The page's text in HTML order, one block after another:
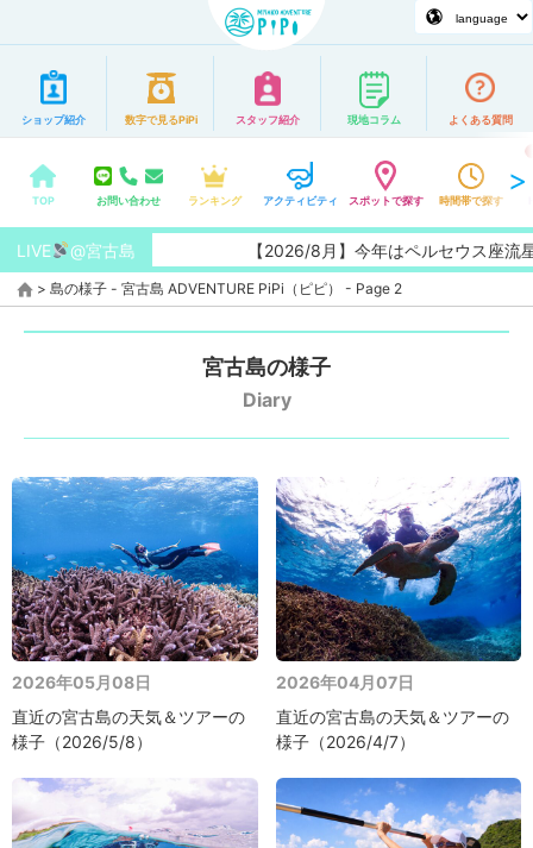
ショップ紹介 数字で見るPiPi スタッフ紹介 現地コラム よくある質問
TOP お問い合わせ ランキング アクティビティ スポットで探す 時間帯で探す
LIVE @宮古島 【2026/8月】今年はペルセウス座流
> 島の様子 - 宮古島 ADVENTURE PiPi（ピピ） - Page 2
宮古島の様子
Diary
2026年05月08日
直近の宮古島の天気＆ツアーの
様子（2026/5/8）
2026年04月07日
直近の宮古島の天気＆ツアーの
様子（2026/4/7）